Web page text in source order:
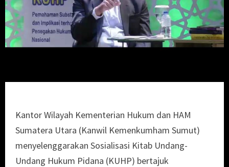
Kantor Wilayah Kementerian Hukum dan HAM
Sumatera Utara (Kanwil Kemenkumham Sumut)
menyelenggarakan Sosialisasi Kitab Undang-
Undang Hukum Pidana (KUHP) bertajuk